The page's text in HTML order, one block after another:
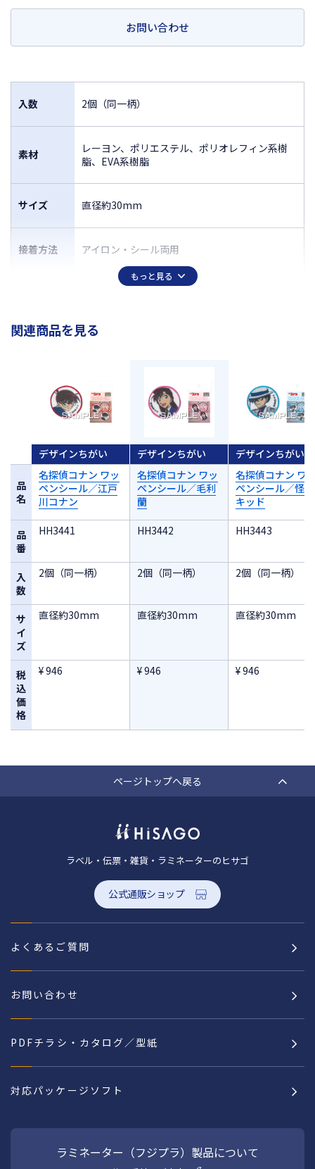
綿のあて布の上から20～30秒間しっかりと押し付けてください。
完全に冷めるまでワッペンに触らないでください。
洗濯回数が多いものなど、強度が必要な場合は縫い付けてご使用くださ
い。
FOR SALE ONLY IN JAPAN
お問い合わせ
入数 2個（同一柄）
素材
レーヨン、ポリエステル、ポリオレフィン系樹
脂、EVA系樹脂
サイズ 直径約30mm
接着方法 アイロン・シール両用
もっと見る
関連商品を見る
品
名
品
番
入
数
サ
イ
ズ
税
込
価
格
デザインちがい
名探偵コナン ワッ
ペンシール／江戸
川コナン
HH3441
2個（同一柄）
直径約30mm
¥ 946
デザインちがい
名探偵コナン ワッ
ペンシール／毛利
蘭
HH3442
2個（同一柄）
直径約30mm
¥ 946
デザインちがい
名探偵コナン ワ
ペンシール／怪盗
キッド
HH3443
2個（同一柄）
直径約30mm
¥ 946
ページトップへ戻る
ラベル・伝票・雑貨・ラミネーターのヒサゴ
公式通販ショップ
よくあるご質問
お問い合わせ
PDFチラシ・カタログ／型紙
対応パッケージソフト
ラミネーター（フジプラ）製品について